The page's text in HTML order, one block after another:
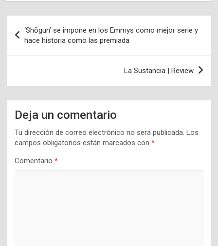
de
entradas
‘Shōgun’ se impone en los Emmys como mejor serie y
hace historia como las premiada
La Sustancia | Review
Deja un comentario
Tu dirección de correo electrónico no será publicada. Los
campos obligatorios están marcados con *
Comentario *